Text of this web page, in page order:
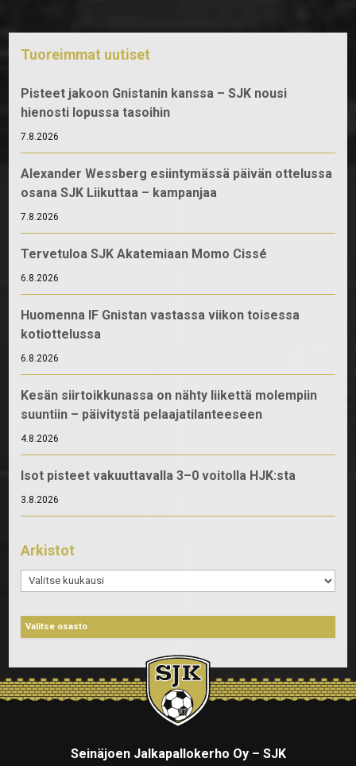
Tuoreimmat uutiset
Pisteet jakoon Gnistanin kanssa – SJK nousi
hienosti lopussa tasoihin
7.8.2026
Alexander Wessberg esiintymässä päivän ottelussa
osana SJK Liikuttaa – kampanjaa
7.8.2026
Tervetuloa SJK Akatemiaan Momo Cissé
6.8.2026
Huomenna IF Gnistan vastassa viikon toisessa
kotiottelussa
6.8.2026
Kesän siirtoikkunassa on nähty liikettä molempiin
suuntiin – päivitystä pelaajatilanteeseen
4.8.2026
Isot pisteet vakuuttavalla 3–0 voitolla HJK:sta
3.8.2026
Arkistot
Arkistot
Seinäjoen Jalkapallokerho Oy – SJK